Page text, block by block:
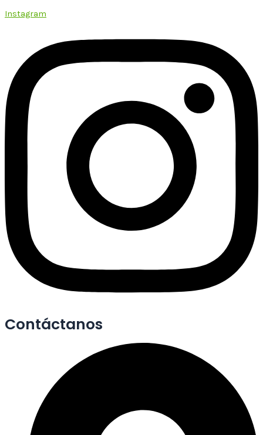
Instagram
Contáctanos